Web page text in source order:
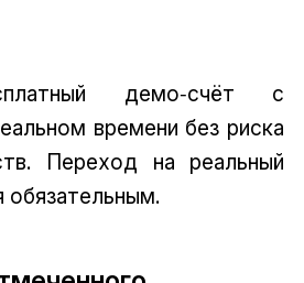
демо‑счёт с
времени без риска
Переход на реальный
обязательным.